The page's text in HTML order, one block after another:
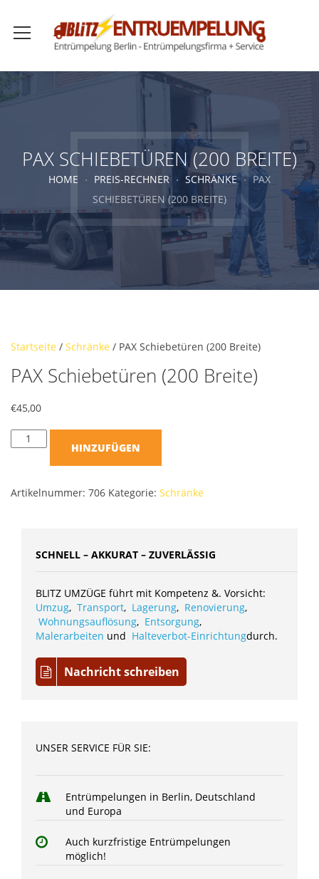
PAX SCHIEBETÜREN (200 BREITE)
HOME PREIS-RECHNER SCHRÄNKE
PAX
SCHIEBETÜREN (200 BREITE)
Startseite / Schränke / PAX Schiebetüren (200 Breite)
PAX Schiebetüren (200 Breite)
€45,00
HINZUFÜGEN
Artikelnummer: 706 Kategorie: Schränke
SCHNELL – AKKURAT – ZUVERLÄSSIG
BLITZ UMZÜGE führt mit Kompetenz &. Vorsicht:
Umzug, Transport, Lagerung, Renovierung,
Wohnungsauflösung, Entsorgung,
Malerarbeiten und Halteverbot-Einrichtungdurch.
Nachricht schreiben
UNSER SERVICE FÜR SIE:
Entrümpelungen in Berlin, Deutschland
und Europa
Auch kurzfristige Entrümpelungen
möglich!